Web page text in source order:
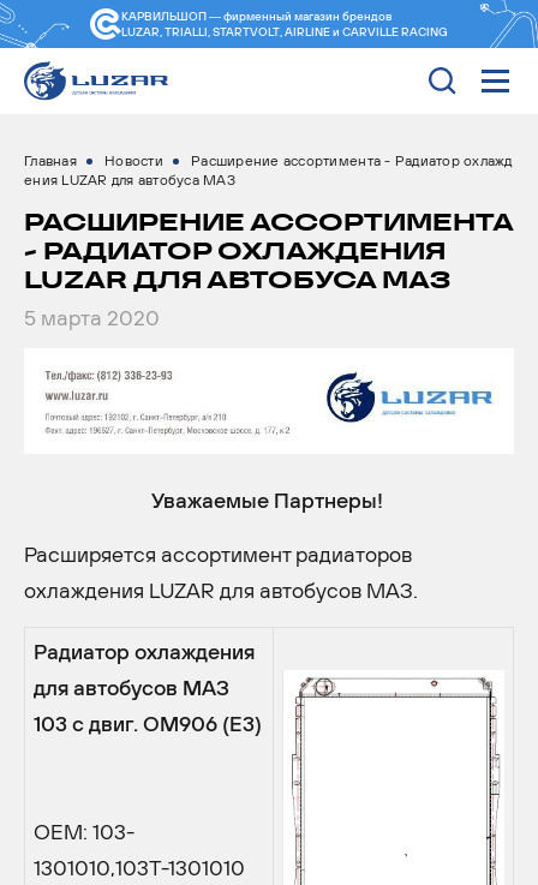
КАРВИЛЬШОП — фирменный магазин брендов
LUZAR, TRIALLI, STARTVOLT, AIRLINE и CARVILLE RACING
Главная Новости
Расширение ассортимента - Радиатор охлажд
ения LUZAR для автобуса МАЗ
РАСШИРЕНИЕ АССОРТИМЕНТА
- РАДИАТОР ОХЛАЖДЕНИЯ
LUZAR ДЛЯ АВТОБУСА МАЗ
5 марта 2020
Уважаемые Партнеры!
Расширяется ассортимент радиаторов
охлаждения LUZAR для автобусов МАЗ.
Радиатор охлаждения
для автобусов МАЗ
103 с двиг. OM906 (E3)
OEM: 103-
1301010,103T-1301010